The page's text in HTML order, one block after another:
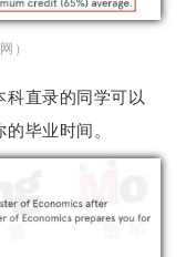
）
科直录的同学可以
毕业时间。